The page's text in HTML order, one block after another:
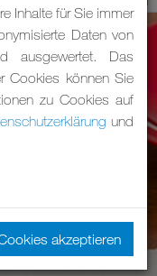
Inhalte für Sie immer
Daten von
ausgewertet. Das
Cookies können Sie
zu Cookies auf
und
akzeptieren